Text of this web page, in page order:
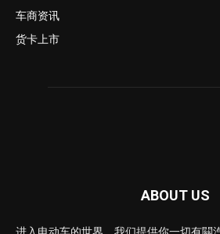
车商资讯
货卡上市
ABOUT US